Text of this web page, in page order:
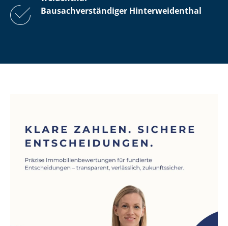
Bau­sach­ver­stän­di­ger Hin­ter­wei­den­thal